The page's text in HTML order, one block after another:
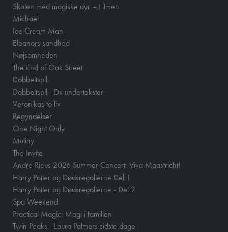
Skolen med magiske dyr – Filmen
Michael
Ice Cream Man
Eleanors sandhed
Nøjsomheden
The End of Oak Street
Dobbeltspil
Dobbeltspil - Dk undertekster
Veronikas to liv
Begyndelser
One Night Only
Mutiny
The Invite
Andre Rieus 2026 Summer Concert: Viva Maastricht!
Harry Potter og Dødsregalierne Del 1
Harry Potter og Dødsregalierne - Del 2
Spa Weekend
Practical Magic: Magi i familien
Twin Peaks - Laura Palmers sidste dage